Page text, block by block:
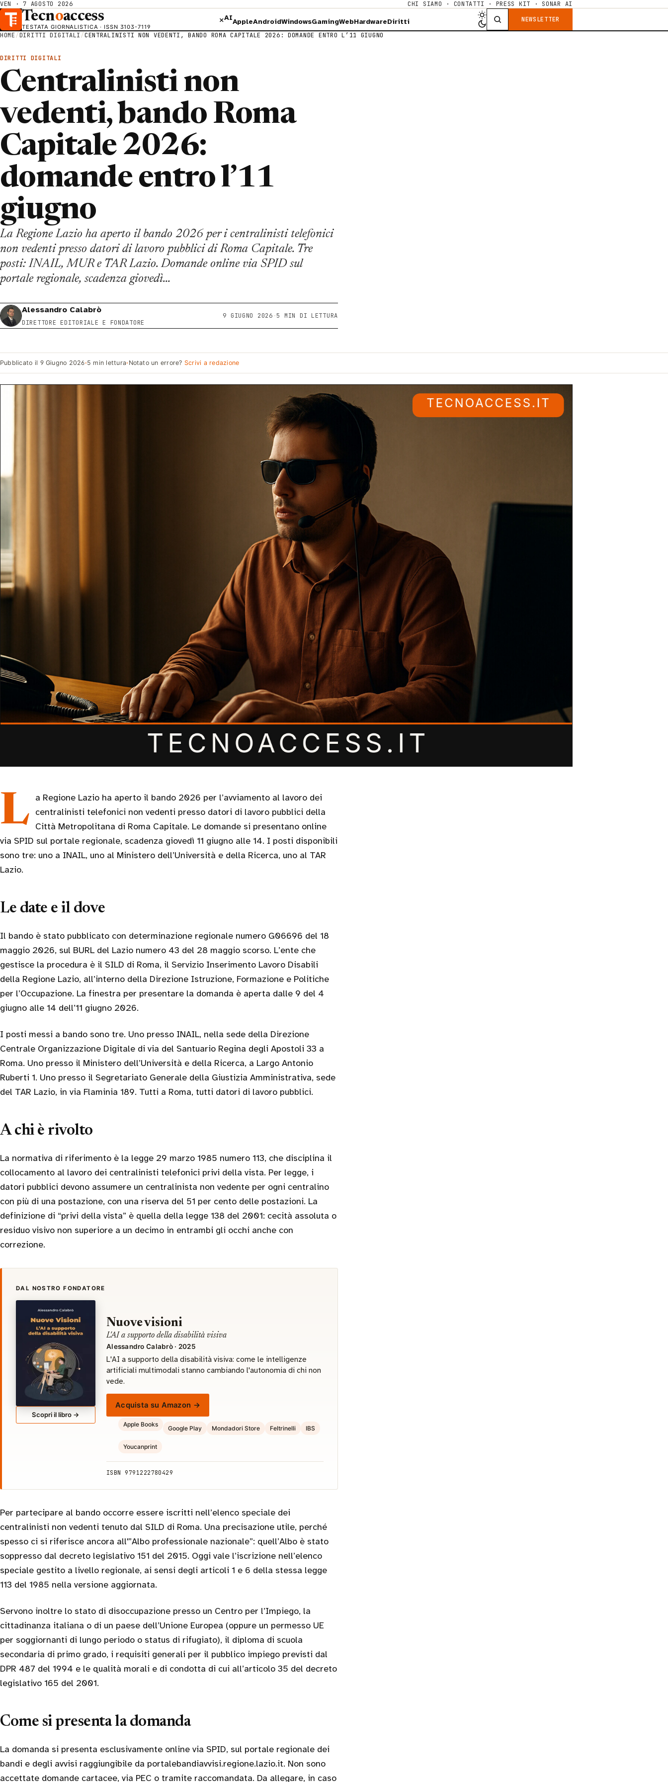
VEN · 7 AGOSTO 2026 CHI SIAMO · CONTATTI · PRESS KIT · SONAR AI
Tecnoaccess
TESTATA GIORNALISTICA · ISSN 3103-7119
×AIAppleAndroidWindowsGamingWebHardwareDiritti
NEWSLETTER
HOME/DIRITTI DIGITALI/CENTRALINISTI NON VEDENTI, BANDO ROMA CAPITALE 2026: DOMANDE ENTRO L’11 GIUGNO
DIRITTI DIGITALI
Centralinisti non
vedenti, bando Roma
Capitale 2026:
domande entro l’11
giugno
La Regione Lazio ha aperto il bando 2026 per i centralinisti telefonici
non vedenti presso datori di lavoro pubblici di Roma Capitale. Tre
posti: INAIL, MUR e TAR Lazio. Domande online via SPID sul
portale regionale, scadenza giovedì…
Alessandro Calabrò
DIRETTORE EDITORIALE E FONDATORE
9 GIUGNO 2026 ·5 MIN DI LETTURA
Pubblicato il 9 Giugno 2026·5 min lettura· Notato un errore? Scrivi a redazione
La Regione Lazio ha aperto il bando 2026 per l’avviamento al lavoro dei centralinisti telefonici non vedenti presso datori di lavoro pubblici della
Città Metropolitana di Roma Capitale. Le domande si presentano online
via SPID sul portale regionale, scadenza giovedì 11 giugno alle 14. I posti disponibili
sono tre: uno a INAIL, uno al Ministero dell’Università e della Ricerca, uno al TAR
Lazio.
Le date e il dove
Il bando è stato pubblicato con determinazione regionale numero G06696 del 18
maggio 2026, sul BURL del Lazio numero 43 del 28 maggio scorso. L’ente che
gestisce la procedura è il SILD di Roma, il Servizio Inserimento Lavoro Disabili
della Regione Lazio, all’interno della Direzione Istruzione, Formazione e Politiche
per l’Occupazione. La finestra per presentare la domanda è aperta dalle 9 del 4
giugno alle 14 dell’11 giugno 2026.
I posti messi a bando sono tre. Uno presso INAIL, nella sede della Direzione
Centrale Organizzazione Digitale di via del Santuario Regina degli Apostoli 33 a
Roma. Uno presso il Ministero dell’Università e della Ricerca, a Largo Antonio
Ruberti 1. Uno presso il Segretariato Generale della Giustizia Amministrativa, sede
del TAR Lazio, in via Flaminia 189. Tutti a Roma, tutti datori di lavoro pubblici.
A chi è rivolto
La normativa di riferimento è la legge 29 marzo 1985 numero 113, che disciplina il
collocamento al lavoro dei centralinisti telefonici privi della vista. Per legge, i
datori pubblici devono assumere un centralinista non vedente per ogni centralino
con più di una postazione, con una riserva del 51 per cento delle postazioni. La
definizione di “privi della vista” è quella della legge 138 del 2001: cecità assoluta o
residuo visivo non superiore a un decimo in entrambi gli occhi anche con
correzione.
DAL NOSTRO FONDATORE
Scopri il libro →
Nuove visioni
L'AI a supporto della disabilità visiva
Alessandro Calabrò · 2025
L'AI a supporto della disabilità visiva: come le intelligenze
artificiali multimodali stanno cambiando l'autonomia di chi non
vede.
Acquista su Amazon →
Apple Books
Google Play Mondadori Store Feltrinelli IBS
Youcanprint
ISBN 9791222780429
Per partecipare al bando occorre essere iscritti nell’elenco speciale dei
centralinisti non vedenti tenuto dal SILD di Roma. Una precisazione utile, perché
spesso ci si riferisce ancora all'”Albo professionale nazionale”: quell’Albo è stato
soppresso dal decreto legislativo 151 del 2015. Oggi vale l’iscrizione nell’elenco
speciale gestito a livello regionale, ai sensi degli articoli 1 e 6 della stessa legge
113 del 1985 nella versione aggiornata.
Servono inoltre lo stato di disoccupazione presso un Centro per l’Impiego, la
cittadinanza italiana o di un paese dell’Unione Europea (oppure un permesso UE
per soggiornanti di lungo periodo o status di rifugiato), il diploma di scuola
secondaria di primo grado, i requisiti generali per il pubblico impiego previsti dal
DPR 487 del 1994 e le qualità morali e di condotta di cui all’articolo 35 del decreto
legislativo 165 del 2001.
Come si presenta la domanda
La domanda si presenta esclusivamente online via SPID, sul portale regionale dei
bandi e degli avvisi raggiungibile da portalebandiavvisi.regione.lazio.it. Non sono
accettate domande cartacee, via PEC o tramite raccomandata. Da allegare, in caso